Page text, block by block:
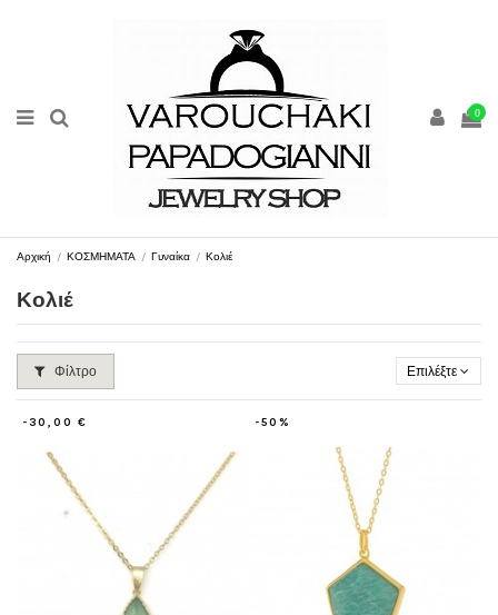
0
Αρχική ΚΟΣΜΗΜΑΤΑ Γυναίκα Κολιέ
Κολιέ
Φίλτρο Επιλέξτε
-30,00 € -50%